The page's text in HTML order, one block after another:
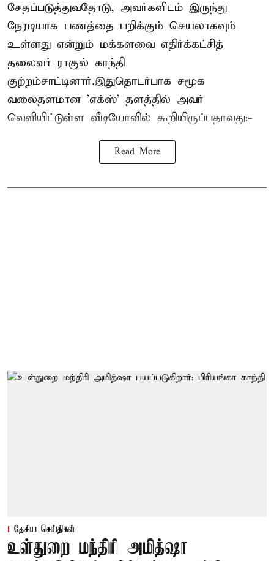
சேதப்படுத்துவதோடு, அவர்களிடம் இருந்து
நேரடியாக பணத்தை பறிக்கும் செயலாகவும்
உள்ளது என்றும் மக்களவை எதிர்க்கட்சித்
தலைவர் ராகுல் காந்தி
குற்றம்சாட்டினார்.இதுதொடர்பாக சமூக
வலைதளமான 'எக்ஸ்' தளத்தில் அவர்
வெளியிட்டுள்ள வீடியோவில் கூறியிருப்பதாவது:-
Read More
தேசிய செய்திகள்
உள்துறை மந்திரி அமித்ஷா